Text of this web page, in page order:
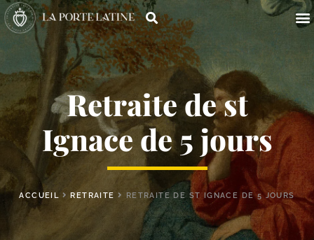
Retraite de st
Ignace de 5 jours
ACCUEIL RETRAITE RETRAITE DE ST IGNACE DE 5 JOURS